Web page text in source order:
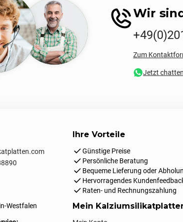
Wir
Zum
Jetzt
Westfalen
Ihre Vorteile
Günstige Preise
Persönliche Beratung
Bequeme Lieferung oder
Hervorragendes
Raten- und Rechnungszahlung
Mein